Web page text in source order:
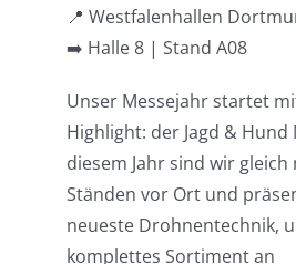
📍 Westfalenhallen
➡️ Halle 8 | Stand A08
Unser Messejahr startet
Highlight: der Jagd & Hund
diesem Jahr sind wir gleich
Ständen vor Ort und
neueste Drohnentechnik,
komplettes Sortiment an